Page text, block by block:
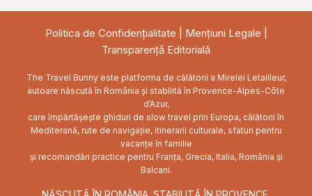
Politica de Confidențialitate Mențiuni Legale
Transparență Editorială
The Travel Bunny este platforma de călătorii a Mirelei Letailleur,
autoare născută în România și stabilită în Provence-Alpes-Côte
d’Azur,
care împărtășește ghiduri de slow travel prin Europa, călătorii în
Mediterană, rute de navigație, itinerarii culturale, sfaturi pentru
vacanțe în familie
și recomandări practice pentru Franța, Grecia, Italia, România și
Balcani.